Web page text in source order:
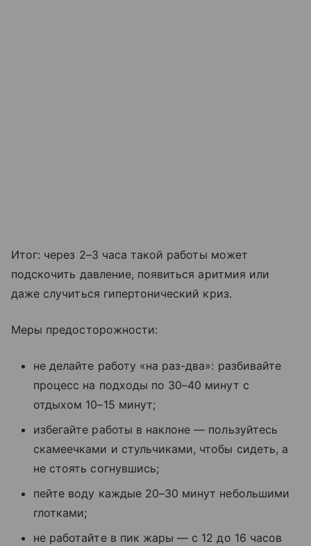
Итог: через 2–3 часа такой работы может
подскочить давление, появиться аритмия или
даже случиться гипертонический криз.
Меры предосторожности:
не делайте работу «на раз-два»: разбивайте
процесс на подходы по 30–40 минут с
отдыхом 10–15 минут;
избегайте работы в наклоне — пользуйтесь
скамеечками и стульчиками, чтобы сидеть, а
не стоять согнувшись;
пейте воду каждые 20–30 минут небольшими
глотками;
не работайте в пик жары — с 12 до 16 часов